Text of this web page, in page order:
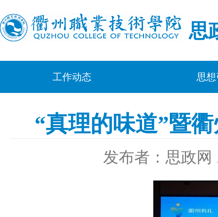
思
工作动态 思
“真理的味道”暨
发布者：思政网